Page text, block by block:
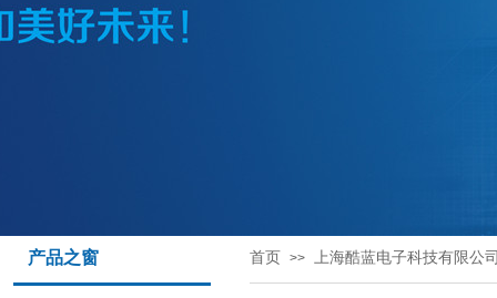
产品之窗 首页 >> 上海酷蓝电子科技有限公